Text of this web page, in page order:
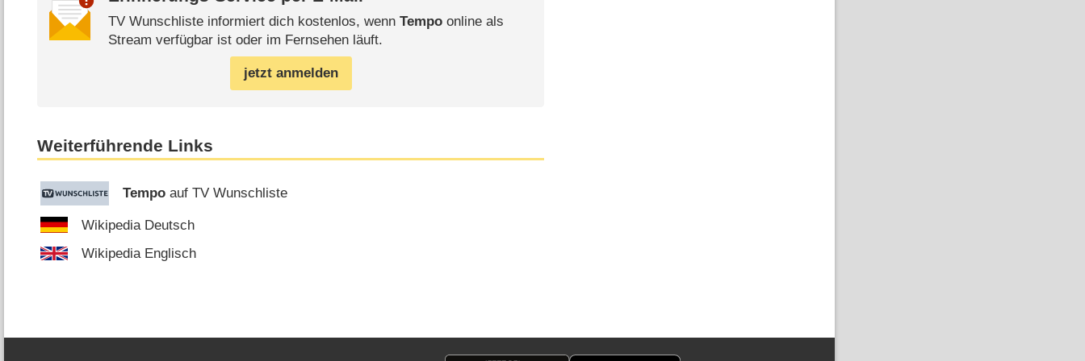
TV Wunschliste informiert dich kostenlos, wenn Tempoonline als
Stream verfügbar ist oder im Fernsehen läuft.
jetzt anmelden
Weiterführende Links
Tempo auf TV Wunschliste
Wikipedia Deutsch
Wikipedia Englisch